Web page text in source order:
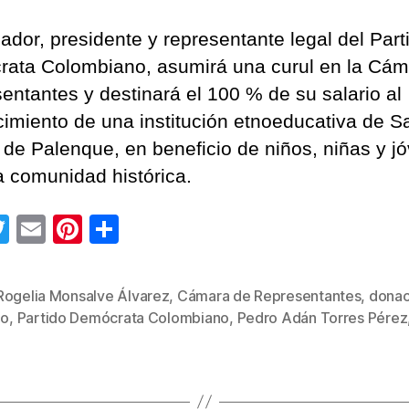
presidente y representante legal del
Colombiano, asumirá una curul en la
y destinará el 100 % de su salario al
de una institución etnoeducativa de
Palenque, en beneficio de niños, niñas y
comunidad histórica.
T
tt
er
E
ail
Pi
er
e
m
p
Monsalve Álvarez, Cámara de Representantes,
, Partido Demócrata Colombiano, Pedro Adán Torres Pérez